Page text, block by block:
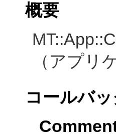
概要
（アプリ
コールバッ